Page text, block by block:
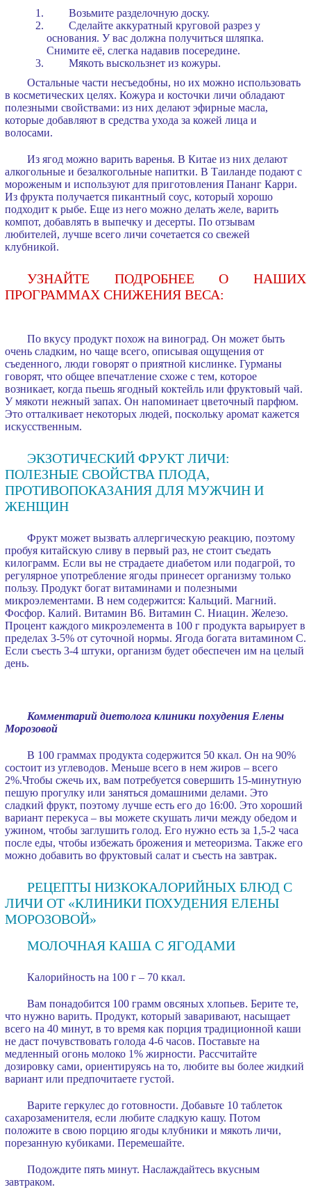
Возьмите разделочную доску.
Сделайте аккуратный круговой разрез у
основания. У вас должна получиться шляпка.
Снимите её, слегка надавив посередине.
Мякоть выскользнет из кожуры.
Остальные части несъедобны, но их можно использовать
в косметических целях. Кожура и косточки личи обладают
полезными свойствами: из них делают эфирные масла,
которые добавляют в средства ухода за кожей лица и
волосами.
Из ягод можно варить варенья. В Китае из них делают
алкогольные и безалкогольные напитки. В Таиланде подают с
мороженым и используют для приготовления Пананг Карри.
Из фрукта получается пикантный соус, который хорошо
подходит к рыбе. Еще из него можно делать желе, варить
компот, добавлять в выпечку и десерты. По отзывам
любителей, лучше всего личи сочетается со свежей
клубникой.
УЗНАЙТЕ ПОДРОБНЕЕ О НАШИХ
ПРОГРАММАХ СНИЖЕНИЯ ВЕСА:
По вкусу продукт похож на виноград. Он может быть
очень сладким, но чаще всего, описывая ощущения от
съеденного, люди говорят о приятной кислинке. Гурманы
говорят, что общее впечатление схоже с тем, которое
возникает, когда пьешь ягодный коктейль или фруктовый чай.
У мякоти нежный запах. Он напоминает цветочный парфюм.
Это отталкивает некоторых людей, поскольку аромат кажется
искусственным.
ЭКЗОТИЧЕСКИЙ ФРУКТ ЛИЧИ:
ПОЛЕЗНЫЕ СВОЙСТВА ПЛОДА,
ПРОТИВОПОКАЗАНИЯ ДЛЯ МУЖЧИН И
ЖЕНЩИН
Фрукт может вызвать аллергическую реакцию, поэтому
пробуя китайскую сливу в первый раз, не стоит съедать
килограмм. Если вы не страдаете диабетом или подагрой, то
регулярное употребление ягоды принесет организму только
пользу. Продукт богат витаминами и полезными
микроэлементами. В нем содержится: Кальций. Магний.
Фосфор. Калий. Витамин B6. Витамин С. Ниацин. Железо.
Процент каждого микроэлемента в 100 г продукта варьирует в
пределах 3-5% от суточной нормы. Ягода богата витамином С.
Если съесть 3-4 штуки, организм будет обеспечен им на целый
день.
Комментарий диетолога клиники похудения Елены
Морозовой
В 100 граммах продукта содержится 50 ккал. Он на 90%
состоит из углеводов. Меньше всего в нем жиров – всего
2%.Чтобы сжечь их, вам потребуется совершить 15-минутную
пешую прогулку или заняться домашними делами. Это
сладкий фрукт, поэтому лучше есть его до 16:00. Это хороший
вариант перекуса – вы можете скушать личи между обедом и
ужином, чтобы заглушить голод. Его нужно есть за 1,5-2 часа
после еды, чтобы избежать брожения и метеоризма. Также его
можно добавить во фруктовый салат и съесть на завтрак.
РЕЦЕПТЫ НИЗКОКАЛОРИЙНЫХ БЛЮД С
ЛИЧИ ОТ «КЛИНИКИ ПОХУДЕНИЯ ЕЛЕНЫ
МОРОЗОВОЙ»
МОЛОЧНАЯ КАША С ЯГОДАМИ
Калорийность на 100 г – 70 ккал.
Вам понадобится 100 грамм овсяных хлопьев. Берите те,
что нужно варить. Продукт, который заваривают, насыщает
всего на 40 минут, в то время как порция традиционной каши
не даст почувствовать голода 4-6 часов. Поставьте на
медленный огонь молоко 1% жирности. Рассчитайте
дозировку сами, ориентируясь на то, любите вы более жидкий
вариант или предпочитаете густой.
Варите геркулес до готовности. Добавьте 10 таблеток
сахарозаменителя, если любите сладкую кашу. Потом
положите в свою порцию ягоды клубники и мякоть личи,
порезанную кубиками. Перемешайте.
Подождите пять минут. Наслаждайтесь вкусным
завтраком.